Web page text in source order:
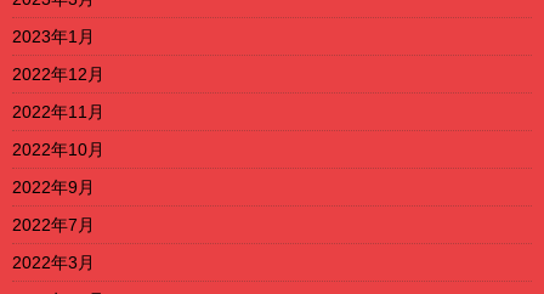
2023年1月
2022年12月
2022年11月
2022年10月
2022年9月
2022年7月
2022年3月